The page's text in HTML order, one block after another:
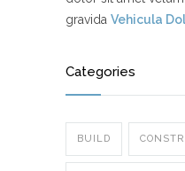
gravida Vehicula
Categories
BUILD